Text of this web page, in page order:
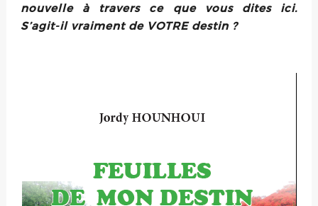
nouvelle à travers ce que vous dites ici.
S’agit-il vraiment de VOTRE destin ?